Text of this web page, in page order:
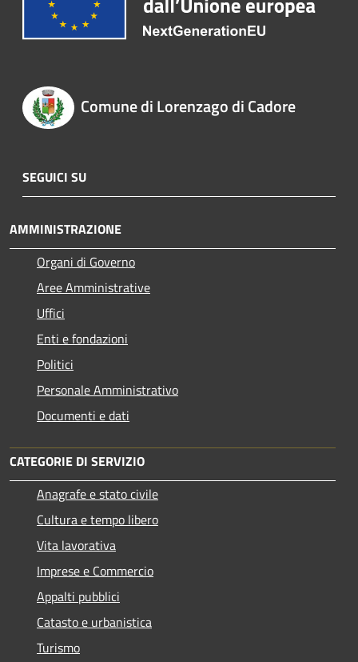
Comune di Lorenzago di Cadore
SEGUICI SU
AMMINISTRAZIONE
Organi di Governo
Aree Amministrative
Uffici
Enti e fondazioni
Politici
Personale Amministrativo
Documenti e dati
CATEGORIE DI SERVIZIO
Anagrafe e stato civile
Cultura e tempo libero
Vita lavorativa
Imprese e Commercio
Appalti pubblici
Catasto e urbanistica
Turismo